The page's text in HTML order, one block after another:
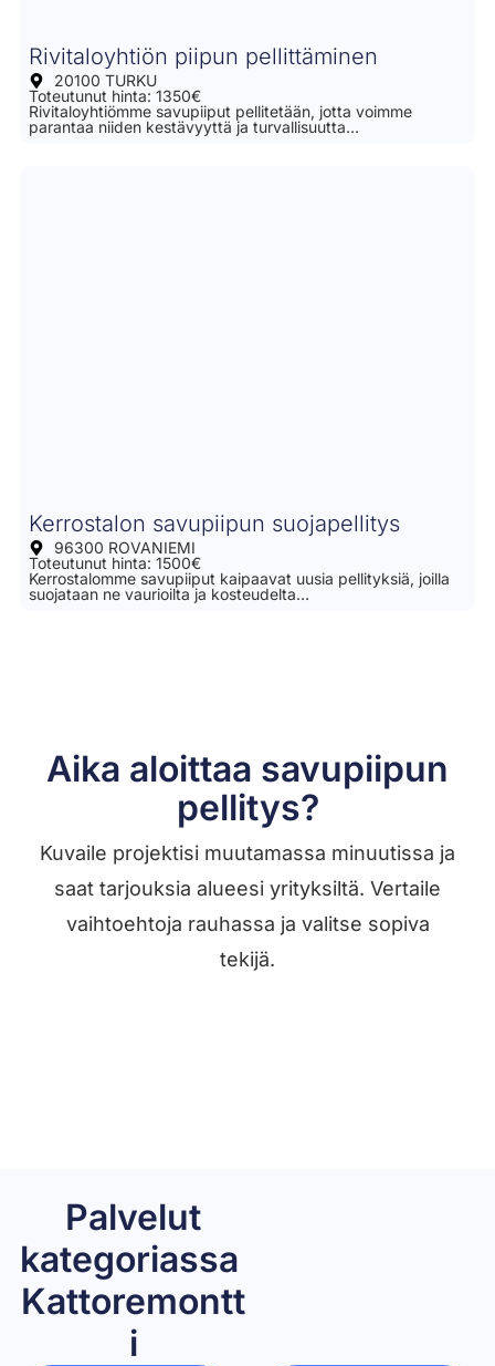
Rivitaloyhtiön piipun pellittäminen
20100 TURKU
Toteutunut hinta: 1350€
Rivitaloyhtiömme savupiiput pellitetään, jotta voimme
parantaa niiden kestävyyttä ja turvallisuutta…
Kerrostalon savupiipun suojapellitys
96300 ROVANIEMI
Toteutunut hinta: 1500€
Kerrostalomme savupiiput kaipaavat uusia pellityksiä, joilla
suojataan ne vaurioilta ja kosteudelta…
Aika aloittaa savupiipun
pellitys?
Kuvaile projektisi muutamassa minuutissa ja
saat tarjouksia alueesi yrityksiltä. Vertaile
vaihtoehtoja rauhassa ja valitse sopiva
tekijä.
Palvelut
kategoriassa ​
Kattoremontt
i